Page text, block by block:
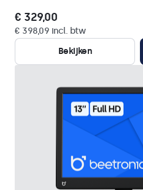
€ 329,00
€ 398,09 incl. btw
Bekijken